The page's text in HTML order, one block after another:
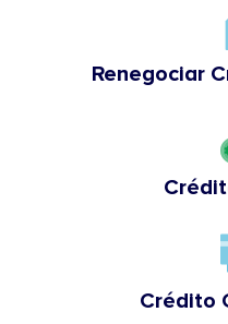
Renegociar
Crédito